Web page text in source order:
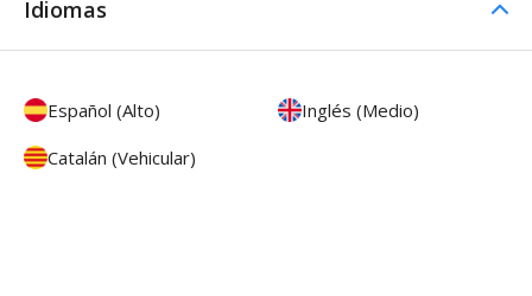
Idiomas
Español (Alto)
Inglés (Medio)
Catalán (Vehicular)